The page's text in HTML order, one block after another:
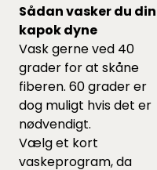
Sådan vasker du din
kapok dyne
Vask gerne ved 40
grader for at skåne
fiberen. 60 grader er
dog muligt hvis det er
nødvendigt.
Vælg et kort
vaskeprogram, da